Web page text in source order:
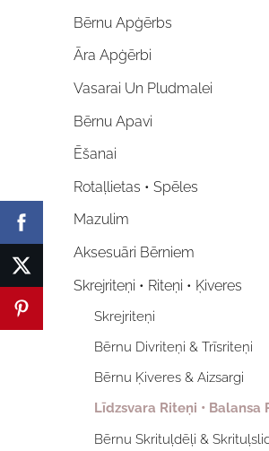
Bērnu Apģērbs
Āra Apģērbi
Vasarai Un Pludmalei
Bērnu Apavi
Ēšanai
Rotaļlietas • Spēles
Mazulim
Aksesuāri Bērniem
Skrejriteņi • Riteņi • Ķiveres
Skrejriteņi
Bērnu Divriteņi & Trīsriteņi
Bērnu Ķiveres & Aizsargi
Līdzsvara Riteņi • Balansa
Bērnu Skrituļdēļi &